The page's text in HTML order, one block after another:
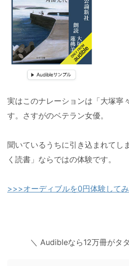
実はこのナレーションは「大塚寧
す。さすがのベテラン女優。
聞いているうちに引き込まれてし
く読書」ならではの体験です。
>>>オーディブルを0円体験してみ
＼ Audibleなら12万冊がタ